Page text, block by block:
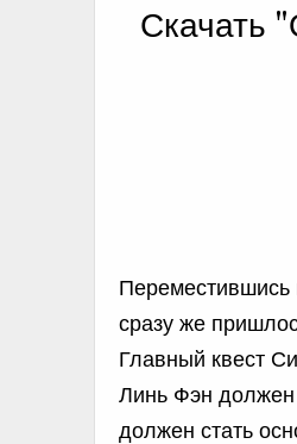
Скачать
Переместившись
сразу же
Главный квест
Линь Фэн должен
должен стать